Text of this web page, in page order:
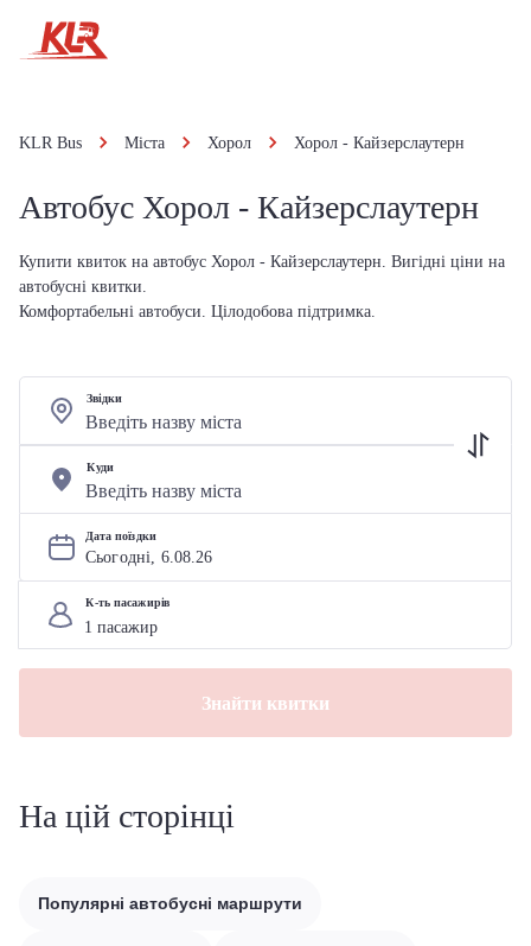
KLR Bus Міста Хорол Хорол - Кайзерслаутерн
Автобус Хорол - Кайзерслаутерн
Купити квиток на автобус Хорол - Кайзерслаутерн. Вигідні ціни на
автобусні квитки.
Комфортабельні автобуси. Цілодобова підтримка.
Звідки
Куди
Дата поїздки
Сьогодні, 6.08.26
К-ть пасажирів
Знайти квитки
На цій сторінці
Популярні автобусні маршрути